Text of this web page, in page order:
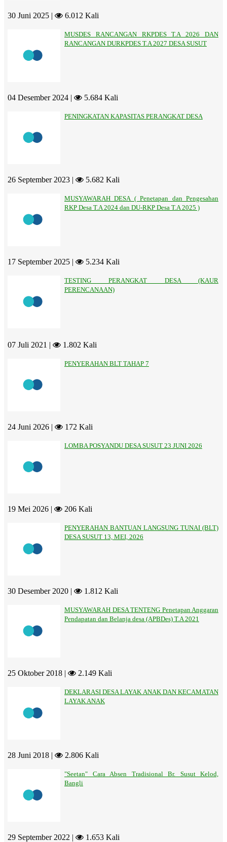
30 Juni 2025 | 6.012 Kali
MUSDES RANCANGAN RKPDES T.A 2026 DAN
RANCANGAN DURKPDES T.A 2027 DESA SUSUT
04 Desember 2024 | 5.684 Kali
PENINGKATAN KAPASITAS PERANGKAT DESA
26 September 2023 | 5.682 Kali
MUSYAWARAH DESA ( Penetapan dan Pengesahan
RKP Desa T.A 2024 dan DU-RKP Desa T.A 2025 )
17 September 2025 | 5.234 Kali
TESTING PERANGKAT DESA (KAUR
PERENCANAAN)
07 Juli 2021 | 1.802 Kali
PENYERAHAN BLT TAHAP 7
24 Juni 2026 | 172 Kali
LOMBA POSYANDU DESA SUSUT 23 JUNI 2026
19 Mei 2026 | 206 Kali
PENYERAHAN BANTUAN LANGSUNG TUNAI (BLT)
DESA SUSUT 13, MEI, 2026
30 Desember 2020 | 1.812 Kali
MUSYAWARAH DESA TENTENG Penetapan Anggaran
Pendapatan dan Belanja desa (APBDes) T.A 2021
25 Oktober 2018 | 2.149 Kali
DEKLARASI DESA LAYAK ANAK DAN KECAMATAN
LAYAK ANAK
28 Juni 2018 | 2.806 Kali
"Seetan" Cara Absen Tradisional Br. Susut Kelod,
Bangli
29 September 2022 | 1.653 Kali